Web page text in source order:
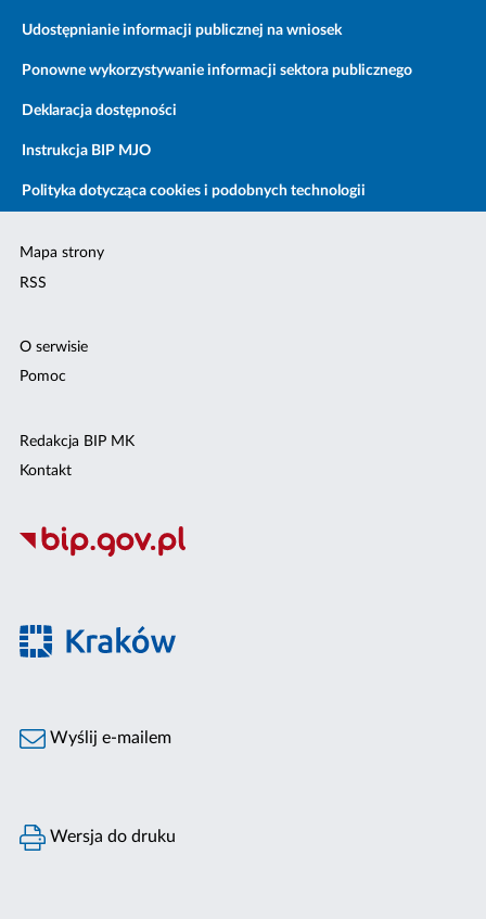
Udostępnianie informacji publicznej na wniosek
Ponowne wykorzystywanie informacji sektora publicznego
Deklaracja dostępności
Instrukcja BIP MJO
Polityka dotycząca cookies i podobnych technologii
Mapa strony
RSS
O serwisie
Pomoc
Redakcja BIP MK
Kontakt
Wyślij e-mailem
Wersja do druku